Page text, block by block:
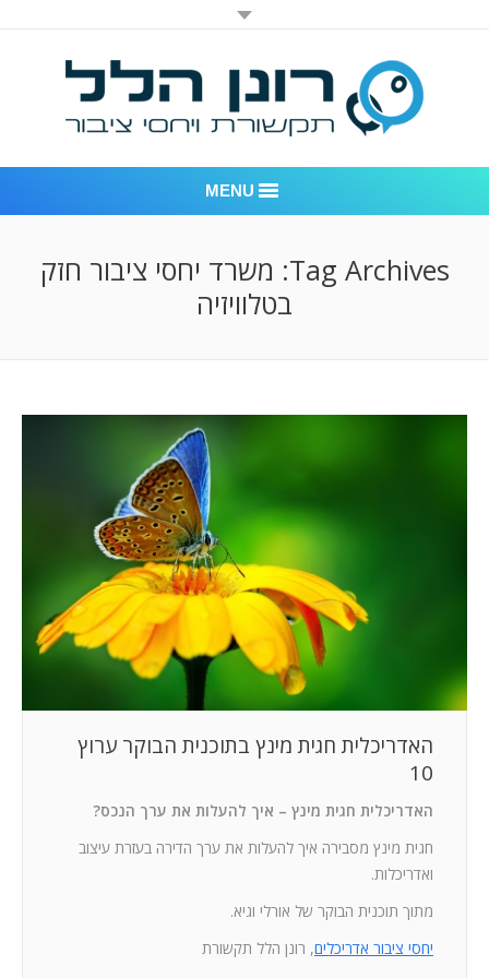
MENU
אודות החברה
ניהול מוניטין
צור קשר
Tag Archives: משרד יחסי ציבור חזק
בטלוויזיה
האדריכלית חגית מינץ בתוכנית הבוקר ערוץ
10
האדריכלית חגית מינץ – איך להעלות את ערך הנכס?
חגית מינץ מסבירה איך להעלות את ערך הדירה בעזרת עיצוב
ואדריכלות.
מתוך תוכנית הבוקר של אורלי וגיא.
יחסי ציבור אדריכלים, רונן הלל תקשורת